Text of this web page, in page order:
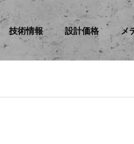
技術情報 設計価格 メ